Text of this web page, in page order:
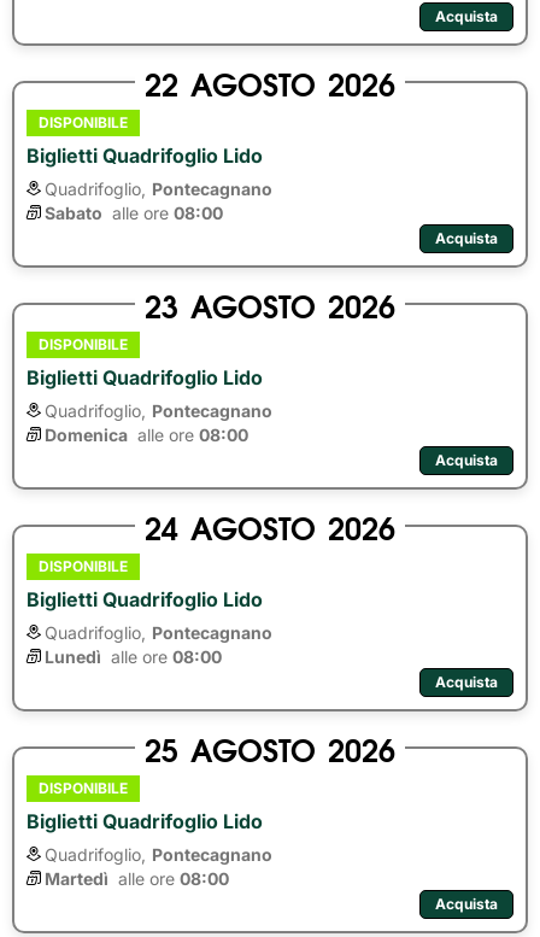
Acquista
22 AGOSTO 2026
DISPONIBILE
Biglietti Quadrifoglio Lido
Quadrifoglio, Pontecagnano
Sabato alle ore 08:00
Acquista
23 AGOSTO 2026
DISPONIBILE
Biglietti Quadrifoglio Lido
Quadrifoglio, Pontecagnano
Domenica alle ore 08:00
Acquista
24 AGOSTO 2026
DISPONIBILE
Biglietti Quadrifoglio Lido
Quadrifoglio, Pontecagnano
Lunedì alle ore 08:00
Acquista
25 AGOSTO 2026
DISPONIBILE
Biglietti Quadrifoglio Lido
Quadrifoglio, Pontecagnano
Martedì alle ore 08:00
Acquista